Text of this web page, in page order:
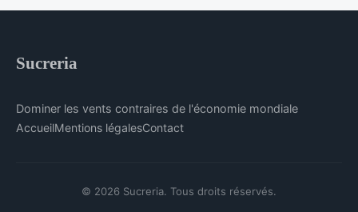
Sucreria
Dominer les vents contraires de l'économie mondiale
AccueilMentions légalesContact
© 2026 Sucreria. Tous droits réservés.